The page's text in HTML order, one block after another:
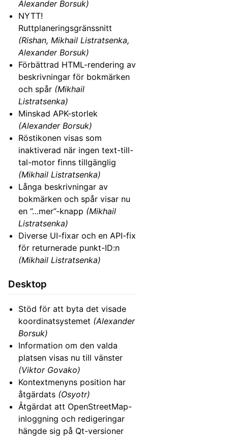
Alexander Borsuk)
NYTT!
Ruttplaneringsgränssnitt
(Rishan, Mikhail Listratsenka,
Alexander Borsuk)
Förbättrad HTML-rendering av
beskrivningar för bokmärken
och spår (Mikhail
Listratsenka)
Minskad APK-storlek
(Alexander Borsuk)
Röstikonen visas som
inaktiverad när ingen text-till-
tal-motor finns tillgänglig
(Mikhail Listratsenka)
Långa beskrivningar av
bokmärken och spår visar nu
en ”…mer”-knapp (Mikhail
Listratsenka)
Diverse UI-fixar och en API-fix
för returnerade punkt-ID:n
(Mikhail Listratsenka)
Desktop
Stöd för att byta det visade
koordinatsystemet (Alexander
Borsuk)
Information om den valda
platsen visas nu till vänster
(Viktor Govako)
Kontextmenyns position har
åtgärdats (Osyotr)
Åtgärdat att OpenStreetMap-
inloggning och redigeringar
hängde sig på Qt-versioner